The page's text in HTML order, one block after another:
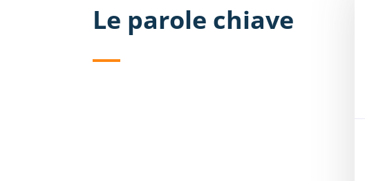
Le parole chiave